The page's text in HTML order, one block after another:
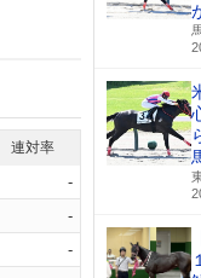
連対率
-
-
-